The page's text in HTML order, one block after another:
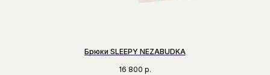
Брюки SLEEPY NEZABUDKA
16 800 р.